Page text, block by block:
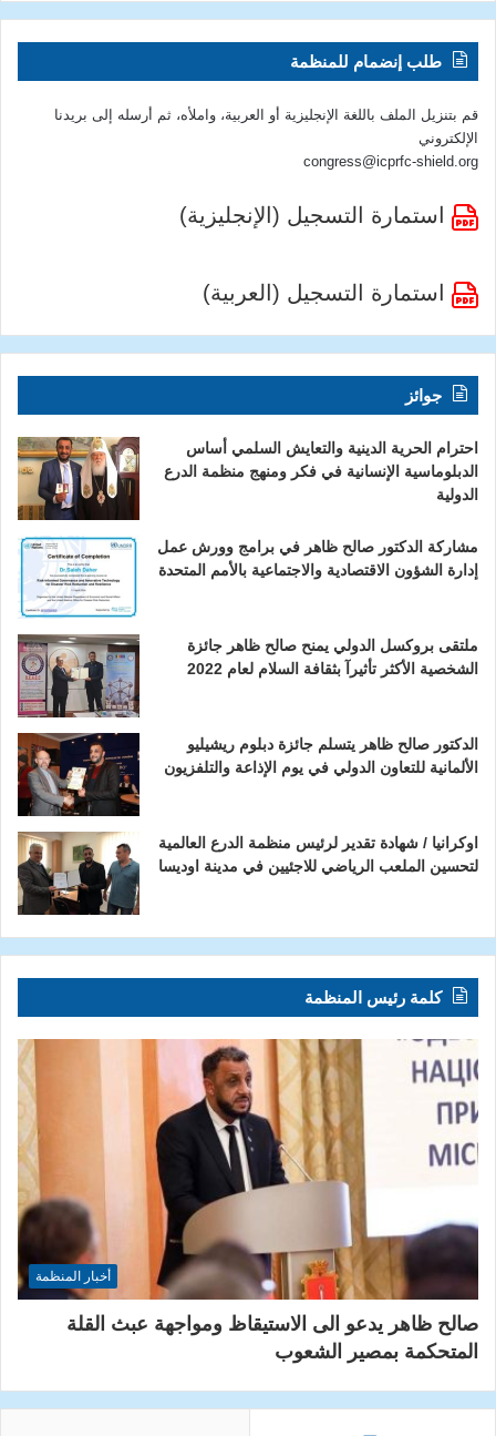
طلب إنضمام للمنظمة
قم بتنزيل الملف باللغة الإنجليزية أو العربية، واملأه، ثم أرسله إلى بريدنا
الإلكتروني
congress@icprfc-shield.org
استمارة التسجيل (الإنجليزية)
استمارة التسجيل (العربية)
جوائز
احترام الحرية الدينية والتعايش السلمي أساس
الدبلوماسية الإنسانية في فكر ومنهج منظمة الدرع
الدولية
مشاركة الدكتور صالح ظاهر في برامج وورش عمل
إدارة الشؤون الاقتصادية والاجتماعية بالأمم المتحدة
ملتقى بروكسل الدولي يمنح صالح ظاهر جائزة
الشخصية الأكثر تأثيرآ بثقافة السلام لعام 2022
الدكتور صالح ظاهر يتسلم جائزة دبلوم ريشيليو
الألمانية للتعاون الدولي في يوم الإذاعة والتلفزيون
اوكرانيا / شهادة تقدير لرئيس منظمة الدرع العالمية
لتحسين الملعب الرياضي للاجئيين في مدينة اوديسا
كلمة رئيس المنظمة
أخبار المنظمة
صالح ظاهر يدعو الى الاستيقاظ ومواجهة عبث القلة
المتحكمة بمصير الشعوب